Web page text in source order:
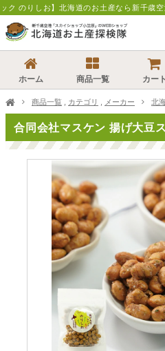
新千歳空港のスカイショップにお任せ下
ホーム 商品一覧 カート
商品一覧 , カテゴリ , メーカー 北
合同会社マスケン 揚げ大豆